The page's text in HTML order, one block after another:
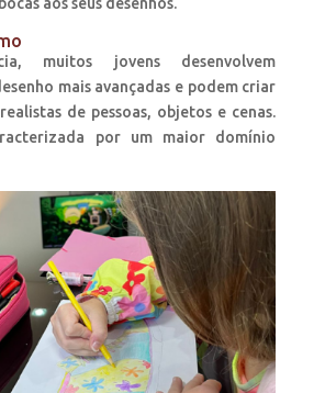
aos seus desenhos.
muitos jovens desenvolvem
mais avançadas e podem criar
de pessoas, objetos e cenas.
por um maior domínio